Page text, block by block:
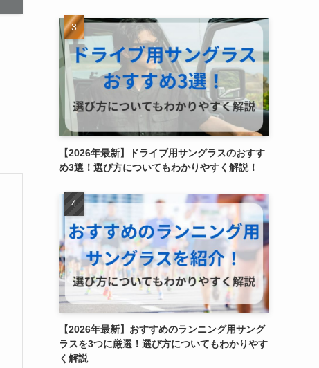
【2026年最新】ドライブ用サングラスのおすす
め3選！選び方についてもわかりやすく解説！
【2026年最新】おすすめのランニング用サング
ラスを3つに厳選！選び方についてもわかりやす
く解説